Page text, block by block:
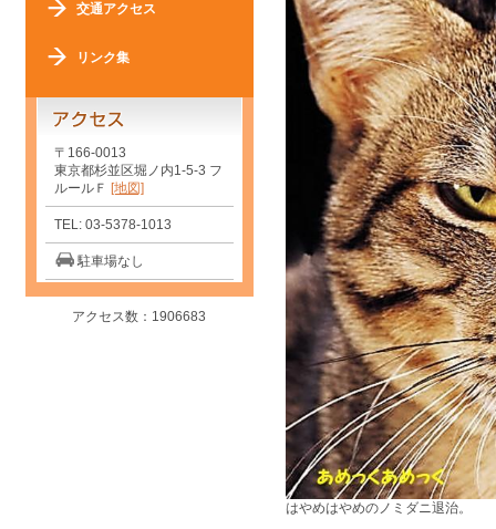
はやめはやめのノミダニ退治。
交通アクセス
リンク集
〒166-0013
東京都杉並区堀ノ内1-5-3 フ
ルールＦ [地図]
TEL: 03-5378-1013
駐車場なし
アクセス数：1906683